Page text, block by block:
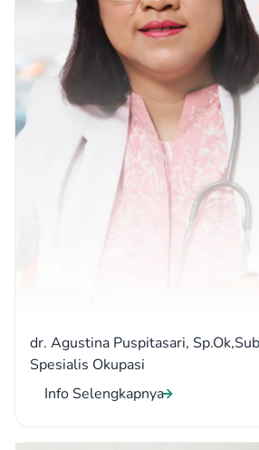
dr. Agustina Puspitasari,
Spesialis Okupasi
Info Selengkapnya